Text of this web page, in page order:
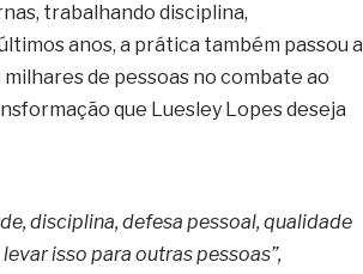
trabalhando disciplina,
anos, a prática também passou a
de pessoas no combate ao
que Luesley Lopes deseja
disciplina, defesa pessoal, qualidade
isso para outras pessoas”,